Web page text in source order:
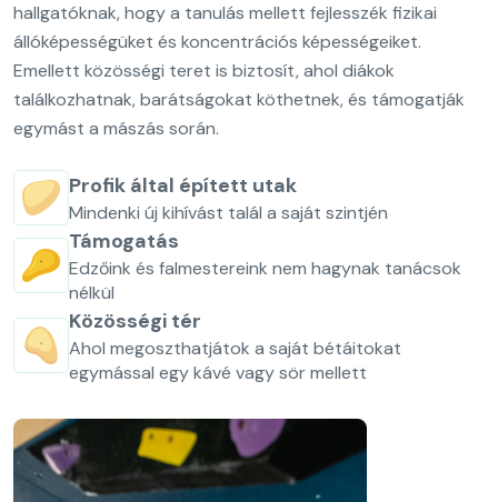
hallgatóknak, hogy a tanulás mellett fejlesszék fizikai
állóképességüket és koncentrációs képességeiket.
Emellett közösségi teret is biztosít, ahol diákok
találkozhatnak, barátságokat köthetnek, és támogatják
egymást a mászás során.
Profik által épített utak
Mindenki új kihívást talál a saját szintjén
Támogatás
Edzőink és falmestereink nem hagynak tanácsok
nélkül
Közösségi tér
Ahol megoszthatjátok a saját bétáitokat
egymással egy kávé vagy sör mellett